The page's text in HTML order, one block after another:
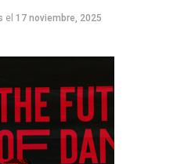
el 17 noviembre, 2025